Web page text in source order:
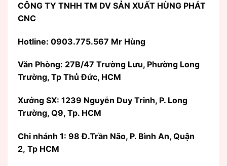
CÔNG TY TNHH TM DV SẢN XUẤT HÙNG PHÁT
CNC
Hotline: 0903.775.567 Mr Hùng
Văn Phòng: 27B/47 Trường Lưu, Phường Long
Trường, Tp Thủ Đức, HCM
Xưởng SX: 1239 Nguyễn Duy Trinh, P. Long
Trường, Q9, Tp. HCM
Chi nhánh 1: 98 Đ.Trần Não, P. Bình An, Quận
2, Tp HCM